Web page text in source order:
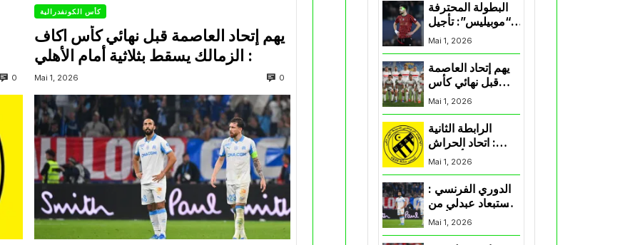
0
كأس الكونفدرالية
يهم إتحاد العاصمة قبل نهائي كأس اكاف
Mai 1, 2026 0
البطولة المحترفة
“موبيليس”: تأجيل
مباراة إتحاد
العاصمة وأتلتيك
بارادو
Mai 1, 2026
يهم إتحاد العاصمة
قبل نهائي كأس
اكاف : الزمالك
يسقط بثلاثية أمام
Mai 1, 2026
الرابطة الثانية
: اتحاد الحراش
يحسم التأهل إلى
“البلاي أوف”
Mai 1, 2026
الدوري الفرنسي :
استبعاد عبدلي من
قائمة مرسيليا أمام
Mai 1, 2026